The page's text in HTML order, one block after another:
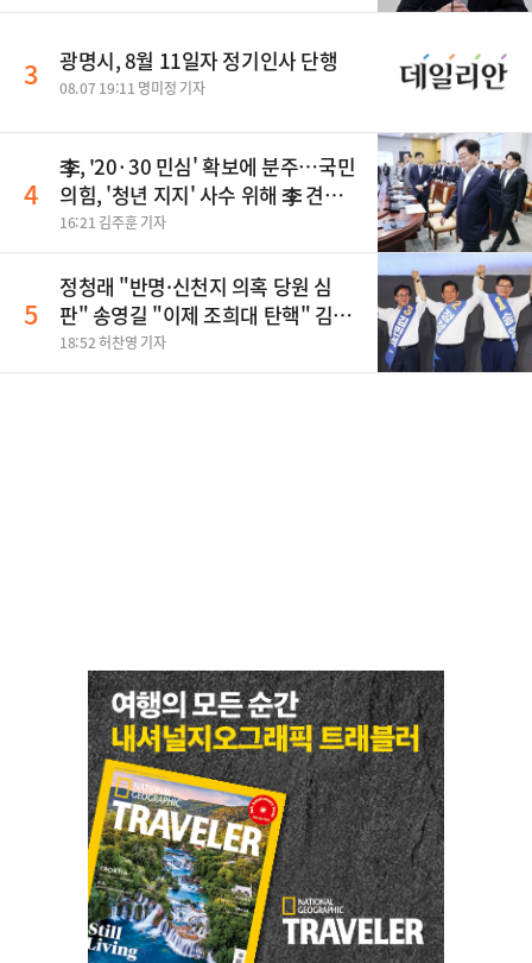
3 광명시, 8월 11일자 정기인사 단행
08.07 19:11 명미정 기자
4
李, '20·30 민심' 확보에 분주…국민
의힘, '청년 지지' 사수 위해 李 견제
사활
16:21 김주훈 기자
5
정청래 "반명·신천지 의혹 당원 심
판" 송영길 "이제 조희대 탄핵" 김민
석 "대체불가 민주당"
18:52 허찬영 기자